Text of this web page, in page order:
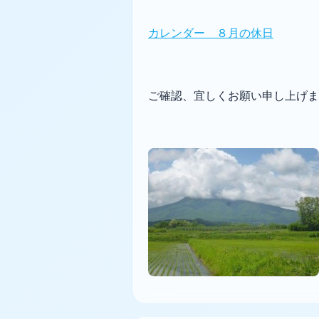
カレンダー ８月の休日
ご確認、宜しくお願い申し上げ